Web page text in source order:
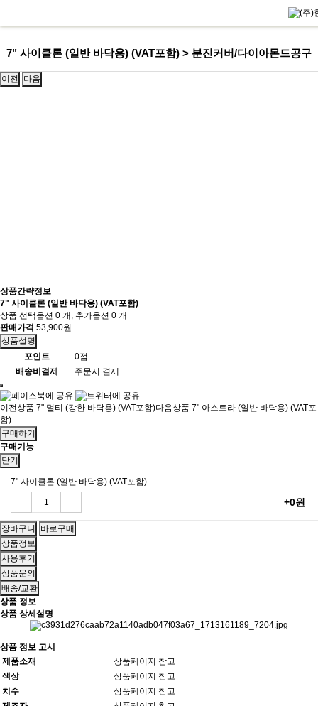
7" 사이클론 (일반 바닥용) (VAT포함) > 분진커버/다이아몬드공구
이전 다음
상품간략정보
7" 사이클론 (일반 바닥용) (VAT포함)
상품 선택옵션 0 개, 추가옵션 0 개
판매가격 53,900원
상품설명
포인트
0점
배송비결제
주문시 결제
이전상품 7" 멀티 (강한 바닥용) (VAT포함)다음상품 7" 아스트라 (일반 바닥용) (VAT포
함)
구매하기
구매기능
닫기
7" 사이클론 (일반 바닥용) (VAT포함)
+0원
상품정보
사용후기
상품문의
배송/교환
상품 정보
상품 상세설명
상품 정보 고시
제품소재
상품페이지 참고
색상
상품페이지 참고
치수
상품페이지 참고